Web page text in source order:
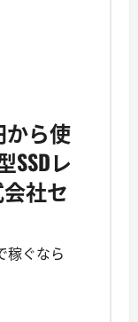
から使
SSDレ
社セ
稼ぐなら